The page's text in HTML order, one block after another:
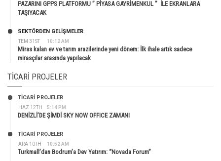
PAZARINI GPPS PLATFORMU ” PİYASA GAYRİMENKUL ” İLE EKRANLARA
TAŞIYACAK
TEM 31ST 10:12 AM
SEKTÖRDEN GELIŞMELER
Miras kalan ev ve tarım arazilerinde yeni dönem: İlk ihale artık sadece
mirasçılar arasında yapılacak
TICARI PROJELER
HAZ 12TH 5:14 PM
TİCARİ PROJELER
DENİZLİ’DE ŞİMDİ SKY NOW OFFICE ZAMANI
ARA 10TH 10:52 AM
TİCARİ PROJELER
Turkmall’dan Bodrum’a Dev Yatırım: “Novada Forum”